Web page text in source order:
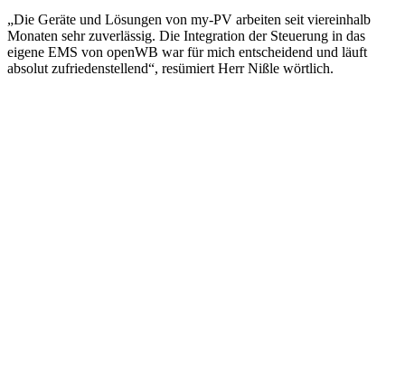
„Die Geräte und Lösungen von my-PV arbeiten seit viereinhalb
Monaten sehr zuverlässig. Die Integration der Steuerung in das
eigene EMS von openWB war für mich entscheidend und läuft
absolut zufriedenstellend“, resümiert Herr Nißle wörtlich.